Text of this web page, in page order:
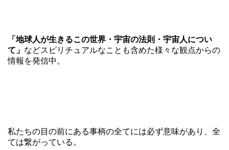
「地球人が生きるこの世界・宇宙の法則・宇宙人につい
て」 などスピリチュアルなことも含めた様々な観点からの
情報を発信中。
私たちの目の前にある事柄の全てには必ず意味があり、全
ては繋がっている。